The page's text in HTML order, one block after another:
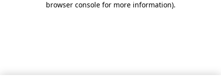
browser console for more information).